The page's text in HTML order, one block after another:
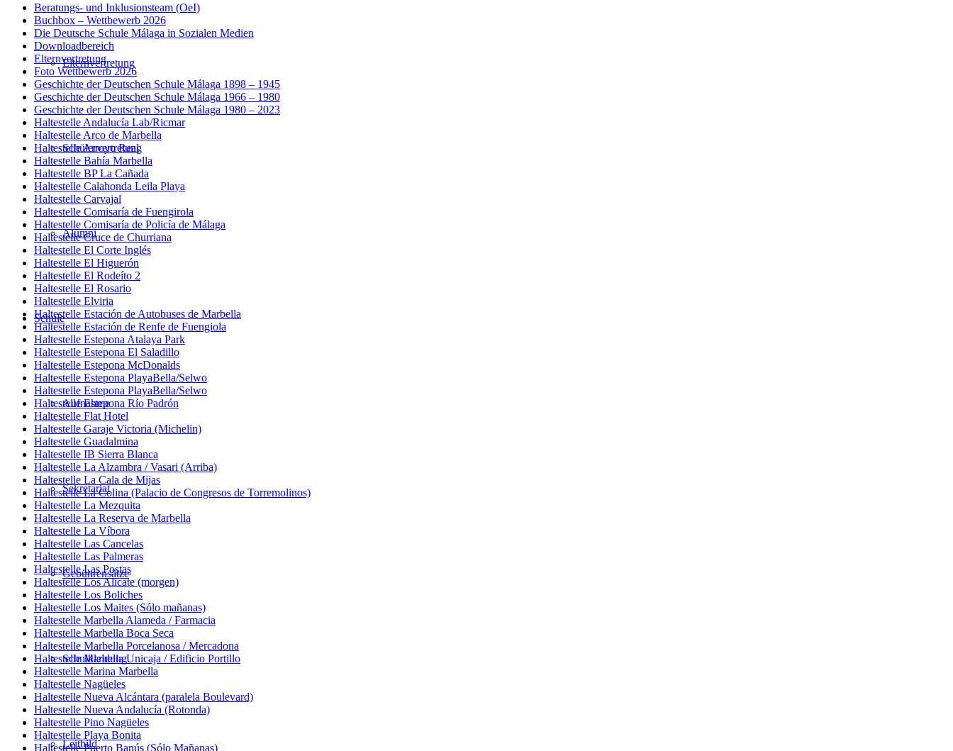
Elternvertretung
Schülervertretung
Alumni
Schule
Aufnahme
Sekretariat
Gebührensätze
Schulkleidung
Leitbild
Beratungs- und Inklusionsteam (OeI)
Buchbox – Wettbewerb 2026
Die Deutsche Schule Málaga in Sozialen Medien
Downloadbereich
Elternvertretung
Foto Wettbewerb 2026
Geschichte der Deutschen Schule Málaga 1898 – 1945
Geschichte der Deutschen Schule Málaga 1966 – 1980
Geschichte der Deutschen Schule Málaga 1980 – 2023
Haltestelle Andalucía Lab/Ricmar
Haltestelle Arco de Marbella
Haltestelle Arroyo Real
Haltestelle Bahía Marbella
Haltestelle BP La Cañada
Haltestelle Calahonda Leila Playa
Haltestelle Carvajal
Haltestelle Comisaría de Fuengirola
Haltestelle Comisaría de Policía de Málaga
Haltestelle Cruce de Churriana
Haltestelle El Corte Inglés
Haltestelle El Higuerón
Haltestelle El Rodeíto 2
Haltestelle El Rosario
Haltestelle Elviria
Haltestelle Estación de Autobuses de Marbella
Haltestelle Estación de Renfe de Fuengiola
Haltestelle Estepona Atalaya Park
Haltestelle Estepona El Saladillo
Haltestelle Estepona McDonalds
Haltestelle Estepona PlayaBella/Selwo
Haltestelle Estepona PlayaBella/Selwo
Haltestelle Estepona Río Padrón
Haltestelle Flat Hotel
Haltestelle Garaje Victoria (Michelin)
Haltestelle Guadalmina
Haltestelle IB Sierra Blanca
Haltestelle La Alzambra / Vasari (Arriba)
Haltestelle La Cala de Mijas
Haltestelle La Colina (Palacio de Congresos de Torremolinos)
Haltestelle La Mezquita
Haltestelle La Reserva de Marbella
Haltestelle La Víbora
Haltestelle Las Cancelas
Haltestelle Las Palmeras
Haltestelle Las Postas
Haltestelle Los Alicate (morgen)
Haltestelle Los Boliches
Haltestelle Los Maites (Sólo mañanas)
Haltestelle Marbella Alameda / Farmacia
Haltestelle Marbella Boca Seca
Haltestelle Marbella Porcelanosa / Mercadona
Haltestelle Marbella Unicaja / Edificio Portillo
Haltestelle Marina Marbella
Haltestelle Nagüeles
Haltestelle Nueva Alcántara (paralela Boulevard)
Haltestelle Nueva Andalucía (Rotonda)
Haltestelle Pino Nagüeles
Haltestelle Playa Bonita
Haltestelle Puerto Banús (Sólo Mañanas)